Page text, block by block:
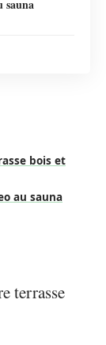
sauna
bois et
au sauna
terrasse